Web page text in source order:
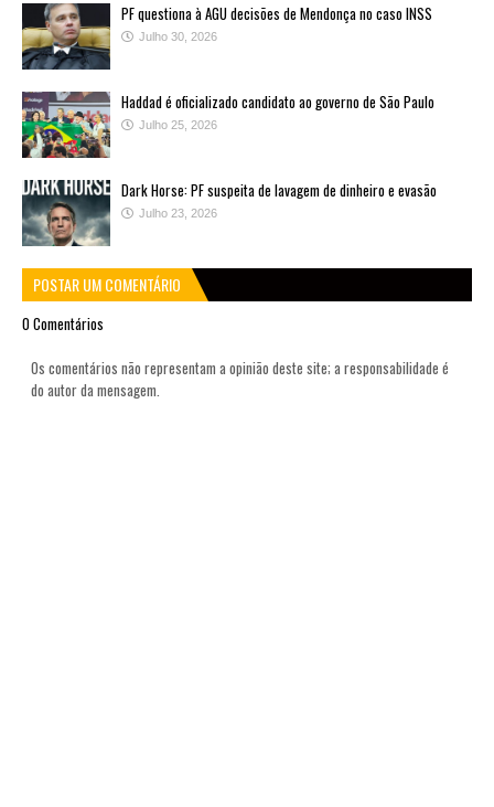
PF questiona à AGU decisões de Mendonça no caso INSS
Julho 30, 2026
Haddad é oficializado candidato ao governo de São Paulo
Julho 25, 2026
Dark Horse: PF suspeita de lavagem de dinheiro e evasão
Julho 23, 2026
POSTAR UM COMENTÁRIO
0 Comentários
Os comentários não representam a opinião deste site; a responsabilidade é
do autor da mensagem.